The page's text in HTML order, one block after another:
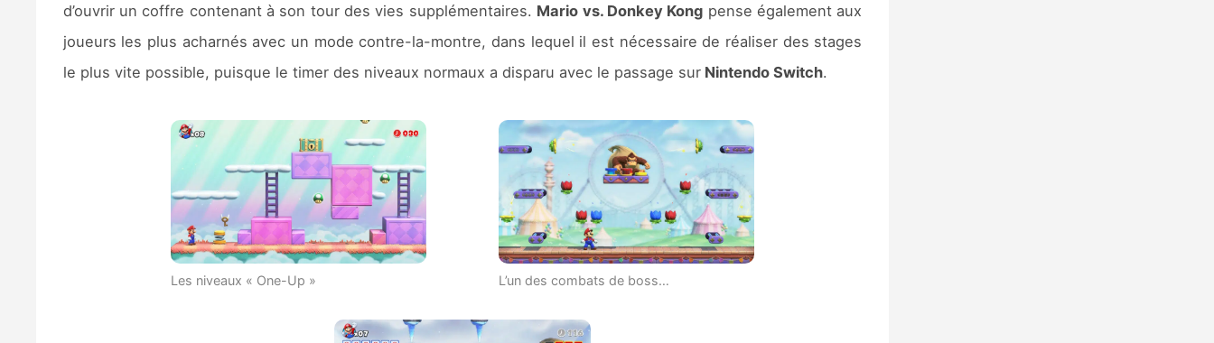
d’ouvrir un coffre contenant à son tour des vies supplémentaires. Mario vs. Donkey Kong pense également aux
joueurs les plus acharnés avec un mode contre-la-montre, dans lequel il est nécessaire de réaliser des stages
le plus vite possible, puisque le timer des niveaux normaux a disparu avec le passage surNintendo Switch.
Les niveaux « One-Up » L’un des combats de boss…